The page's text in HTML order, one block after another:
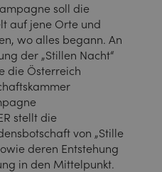
soll die
auf jene Orte und
wo alles begann. An
der „Stillen Nacht“
die Österreich
stellt die
von „Stille
deren Entstehung
in den Mittelpunkt.